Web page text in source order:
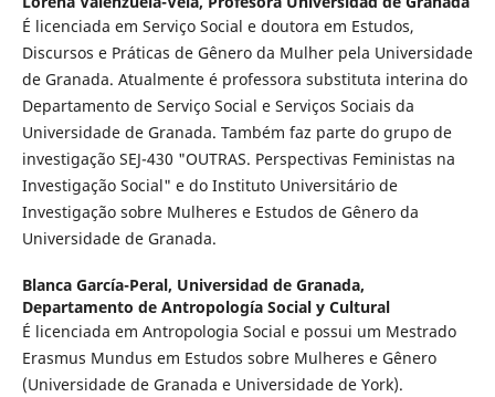
É licenciada em Serviço Social e doutora em Estudos,
Discursos e Práticas de Gênero da Mulher pela Universidade
de Granada. Atualmente é professora substituta interina do
Departamento de Serviço Social e Serviços Sociais da
Universidade de Granada. Também faz parte do grupo de
investigação SEJ-430 "OUTRAS. Perspectivas Feministas na
Investigação Social" e do Instituto Universitário de
Investigação sobre Mulheres e Estudos de Gênero da
Universidade de Granada.
Blanca García-Peral, Universidad de Granada,
Departamento de Antropología Social y Cultural
É licenciada em Antropologia Social e possui um Mestrado
Erasmus Mundus em Estudos sobre Mulheres e Gênero
(Universidade de Granada e Universidade de York).